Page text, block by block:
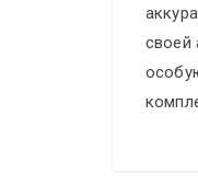
своей